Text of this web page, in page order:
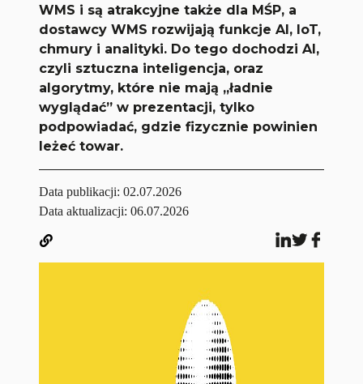
WMS i są atrakcyjne także dla MŚP, a
dostawcy WMS rozwijają funkcje AI, IoT,
chmury i analityki. Do tego dochodzi AI,
czyli sztuczna inteligencja, oraz
algorytmy, które nie mają „ładnie
wyglądać” w prezentacji, tylko
podpowiadać, gdzie fizycznie powinien
leżeć towar.
Data publikacji:02.07.2026
Data aktualizacji: 06.07.2026